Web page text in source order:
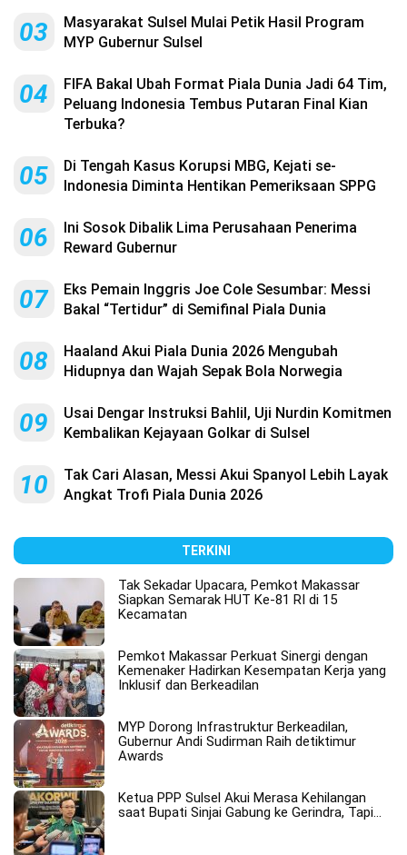
03
Masyarakat Sulsel Mulai Petik Hasil Program
MYP Gubernur Sulsel
04
FIFA Bakal Ubah Format Piala Dunia Jadi 64 Tim,
Peluang Indonesia Tembus Putaran Final Kian
Terbuka?
05
Di Tengah Kasus Korupsi MBG, Kejati se-
Indonesia Diminta Hentikan Pemeriksaan SPPG
06
Ini Sosok Dibalik Lima Perusahaan Penerima
Reward Gubernur
07
Eks Pemain Inggris Joe Cole Sesumbar: Messi
Bakal “Tertidur” di Semifinal Piala Dunia
08
Haaland Akui Piala Dunia 2026 Mengubah
Hidupnya dan Wajah Sepak Bola Norwegia
09
Usai Dengar Instruksi Bahlil, Uji Nurdin Komitmen
Kembalikan Kejayaan Golkar di Sulsel
10
Tak Cari Alasan, Messi Akui Spanyol Lebih Layak
Angkat Trofi Piala Dunia 2026
TERKINI
Tak Sekadar Upacara, Pemkot Makassar
Siapkan Semarak HUT Ke-81 RI di 15
Kecamatan
Pemkot Makassar Perkuat Sinergi dengan
Kemenaker Hadirkan Kesempatan Kerja yang
Inklusif dan Berkeadilan
MYP Dorong Infrastruktur Berkeadilan,
Gubernur Andi Sudirman Raih detiktimur
Awards
Ketua PPP Sulsel Akui Merasa Kehilangan
saat Bupati Sinjai Gabung ke Gerindra, Tapi…